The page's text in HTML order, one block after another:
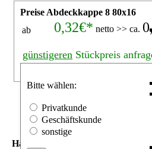
Preise Abdeckkappe 8 80x16
Bitte wählen:
Privatkunde
Geschäftskunde
sonstige
ab 0,32€* netto >> ca.
günstigeren Stückpreis
Häufig mit Abdeckkappe 8 80x16